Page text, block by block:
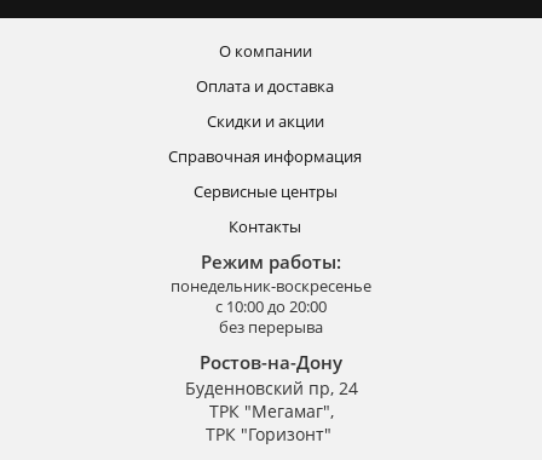
О компании
Оплата и доставка
Скидки и акции
Справочная информация
Сервисные центры
Контакты
Режим работы:
понедельник-воскресенье
с 10:00 до 20:00
без перерыва
Ростов-на-Дону
Буденновский пр, 24
ТРК "Мегамаг",
ТРК "Горизонт"